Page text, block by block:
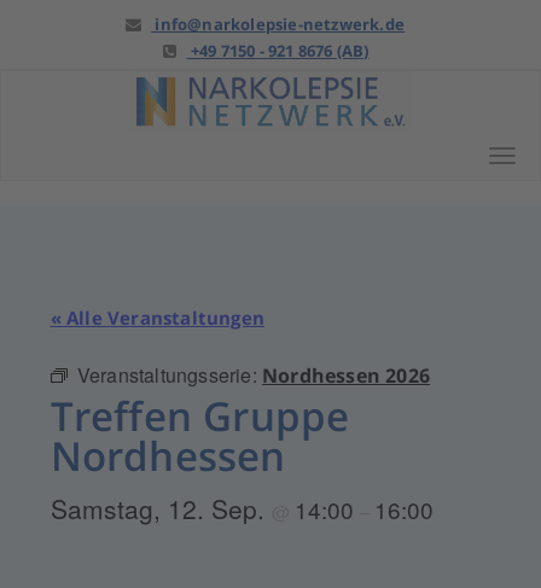
info@narkolepsie-netzwerk.de
+49 7150 - 921 8676 (AB)
« Alle Veranstaltungen
Veranstaltungsserie: Nordhessen 2026
Treffen Gruppe
Nordhessen
Samstag, 12. Sep. 14:00 16:00